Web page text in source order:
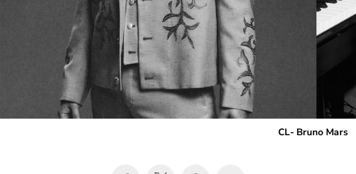
CL- Bruno Mars